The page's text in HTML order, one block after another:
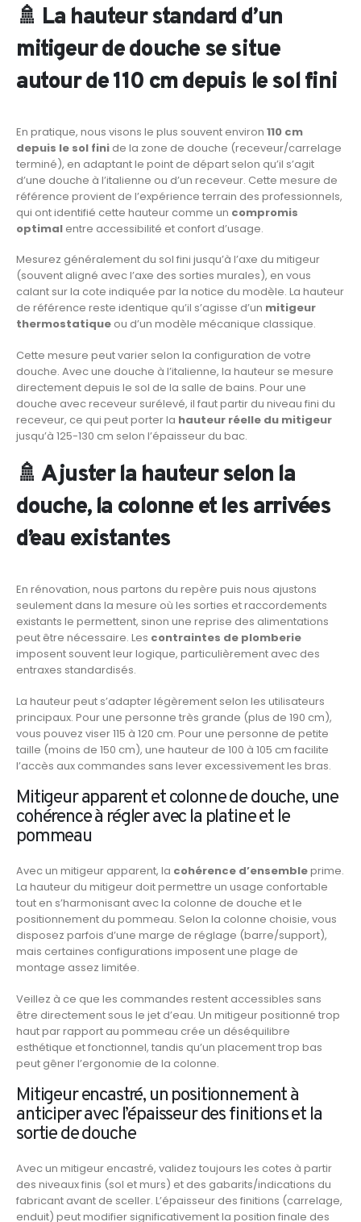
🚿 La hauteur standard d’un
mitigeur de douche se situe
autour de 110 cm depuis le sol fini
En pratique, nous visons le plus souvent environ 110 cm
depuis le sol fini de la zone de douche (receveur/carrelage
terminé), en adaptant le point de départ selon qu’il s’agit
d’une douche à l’italienne ou d’un receveur. Cette mesure de
référence provient de l’expérience terrain des professionnels,
qui ont identifié cette hauteur comme un compromis
optimal entre accessibilité et confort d’usage.
Mesurez généralement du sol fini jusqu’à l’axe du mitigeur
(souvent aligné avec l’axe des sorties murales), en vous
calant sur la cote indiquée par la notice du modèle. La hauteur
de référence reste identique qu’il s’agisse d’un mitigeur
thermostatique ou d’un modèle mécanique classique.
Cette mesure peut varier selon la configuration de votre
douche. Avec une douche à l’italienne, la hauteur se mesure
directement depuis le sol de la salle de bains. Pour une
douche avec receveur surélevé, il faut partir du niveau fini du
receveur, ce qui peut porter la hauteur réelle du mitigeur
jusqu’à 125-130 cm selon l’épaisseur du bac.
🚿 Ajuster la hauteur selon la
douche, la colonne et les arrivées
d’eau existantes
En rénovation, nous partons du repère puis nous ajustons
seulement dans la mesure où les sorties et raccordements
existants le permettent, sinon une reprise des alimentations
peut être nécessaire. Les contraintes de plomberie
imposent souvent leur logique, particulièrement avec des
entraxes standardisés.
La hauteur peut s’adapter légèrement selon les utilisateurs
principaux. Pour une personne très grande (plus de 190 cm),
vous pouvez viser 115 à 120 cm. Pour une personne de petite
taille (moins de 150 cm), une hauteur de 100 à 105 cm facilite
l’accès aux commandes sans lever excessivement les bras.
Mitigeur apparent et colonne de douche, une
cohérence à régler avec la platine et le
pommeau
Avec un mitigeur apparent, la cohérence d’ensembleprime.
La hauteur du mitigeur doit permettre un usage confortable
tout en s’harmonisant avec la colonne de douche et le
positionnement du pommeau. Selon la colonne choisie, vous
disposez parfois d’une marge de réglage (barre/support),
mais certaines configurations imposent une plage de
montage assez limitée.
Veillez à ce que les commandes restent accessibles sans
être directement sous le jet d’eau. Un mitigeur positionné trop
haut par rapport au pommeau crée un déséquilibre
esthétique et fonctionnel, tandis qu’un placement trop bas
peut gêner l’ergonomie de la colonne.
Mitigeur encastré, un positionnement à
anticiper avec l’épaisseur des finitions et la
sortie de douche
Avec un mitigeur encastré, validez toujours les cotes à partir
des niveaux finis (sol et murs) et des gabarits/indications du
fabricant avant de sceller. L’épaisseur des finitions (carrelage,
enduit) peut modifier significativement la position finale des